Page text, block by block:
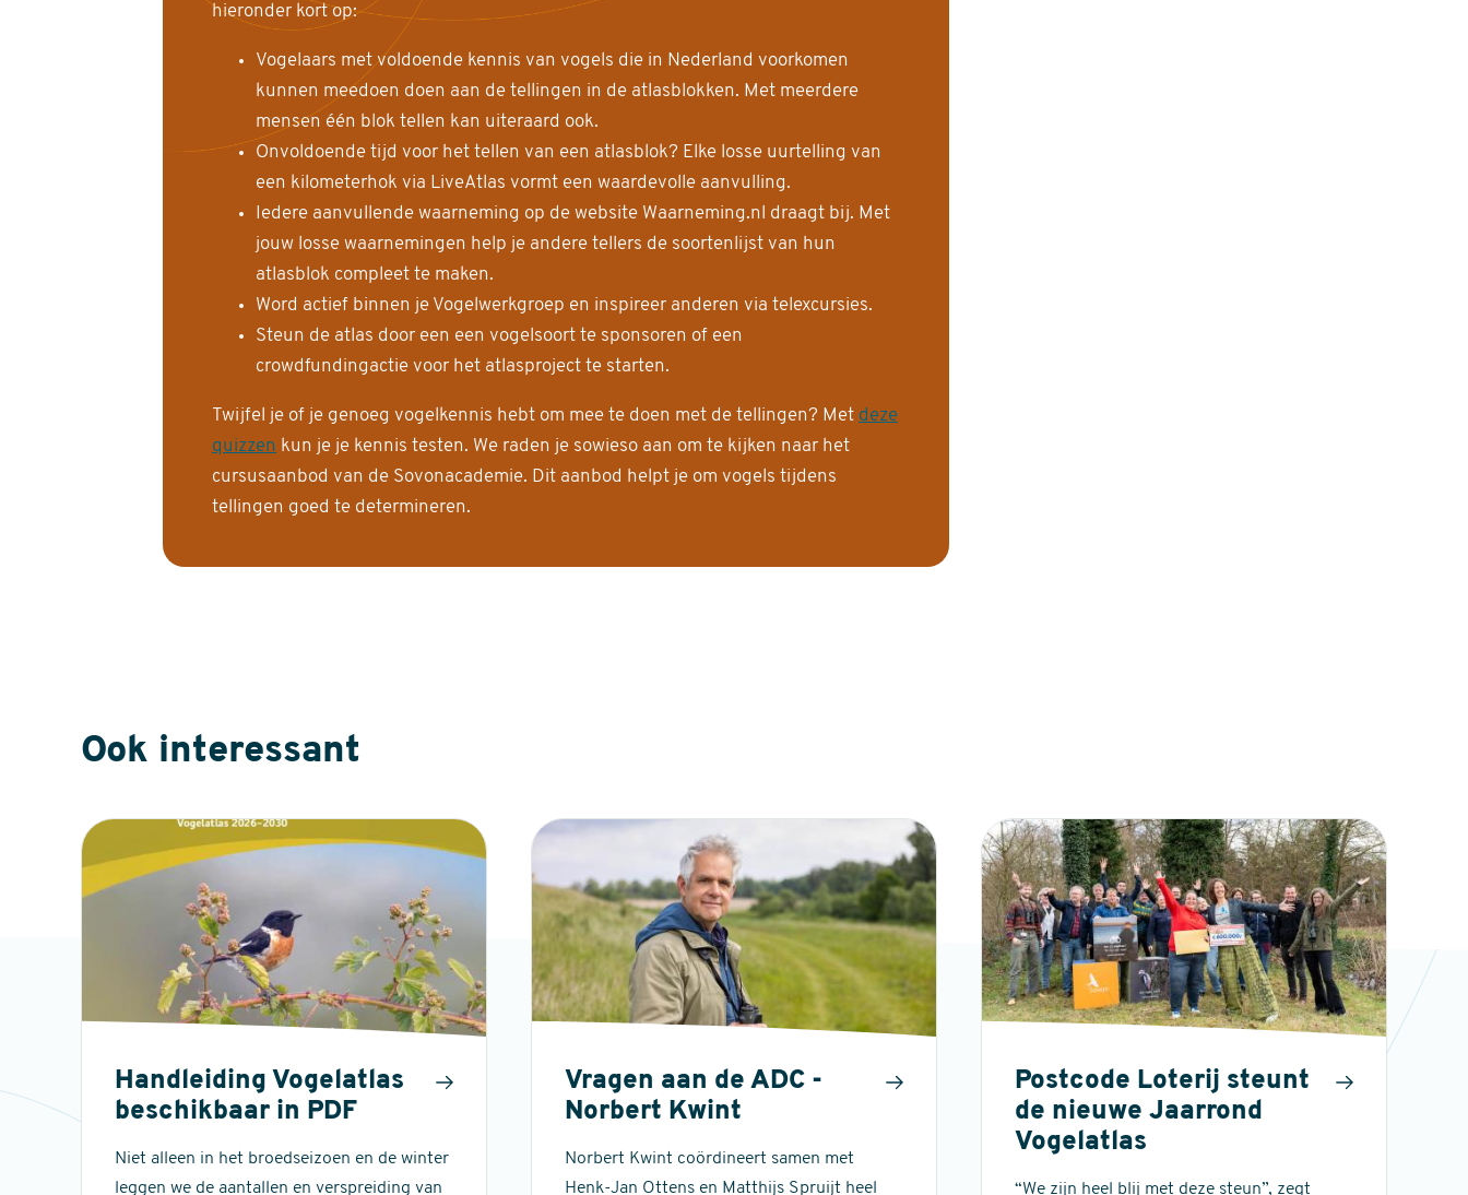
hieronder kort op:
Vogelaars met voldoende kennis van vogels die in Nederland voorkomen
kunnen meedoen doen aan de tellingen in de atlasblokken. Met meerdere
mensen één blok tellen kan uiteraard ook.
Onvoldoende tijd voor het tellen van een atlasblok? Elke losse uurtelling van
een kilometerhok via LiveAtlas vormt een waardevolle aanvulling.
Iedere aanvullende waarneming op de website Waarneming.nl draagt bij. Met
jouw losse waarnemingen help je andere tellers de soortenlijst van hun
atlasblok compleet te maken.
Word actief binnen je Vogelwerkgroep en inspireer anderen via telexcursies.
Steun de atlas door een een vogelsoort te sponsoren of een
crowdfundingactie voor het atlasproject te starten.
Twijfel je of je genoeg vogelkennis hebt om mee te doen met de tellingen? Met deze
quizzen kun je je kennis testen. We raden je sowieso aan om te kijken naar het
cursusaanbod van de Sovonacademie. Dit aanbod helpt je om vogels tijdens
tellingen goed te determineren.
Ook interessant
Handleiding Vogelatlas
beschikbaar in PDF
Niet alleen in het broedseizoen en de winter
leggen we de aantallen en verspreiding van
Vragen aan de ADC -
Norbert Kwint
Norbert Kwint coördineert samen met
Henk-Jan Ottens en Matthijs Spruijt heel
Postcode Loterij steunt
de nieuwe Jaarrond
Vogelatlas
“We zijn heel blij met deze steun”, zegt